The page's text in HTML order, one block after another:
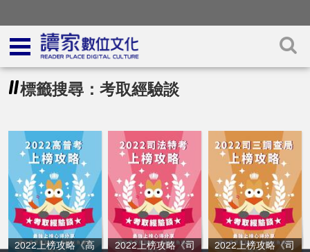
標籤搜尋：考取經驗談
2022上榜攻略《高
2022上榜攻略《司
2022上榜攻略《司